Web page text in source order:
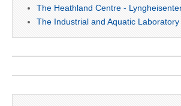
The Heathland Centre -
The Industrial and Aquatic Laboratory